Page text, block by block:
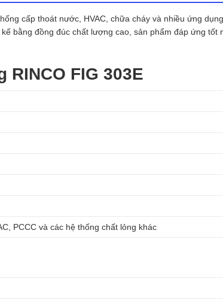
cấp thoát nước, HVAC, chữa cháy và nhiều ứng
bằng đồng đúc chất lượng cao, sản phẩm đáp ứng tốt
FIG 303E
PCCC và các hệ thống chất lỏng khác